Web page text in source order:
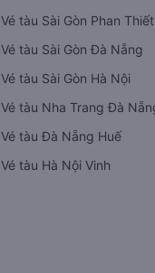
Vé tàu Sài Gòn Phan Thiết
Vé tàu Sài Gòn Đà Nẵng
Vé tàu Sài Gòn Hà Nội
Vé tàu Nha Trang Đà
Vé tàu Đà Nẵng Huế
Vé tàu Hà Nội Vinh